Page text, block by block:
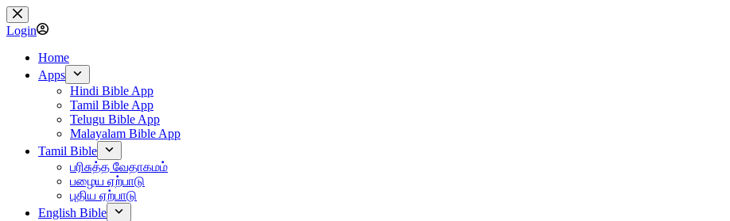
Skip
to
content
Login
Home
Apps
Hindi Bible App
Tamil Bible App
Telugu Bible App
Malayalam Bible App
Tamil Bible
பரிசுத்த வேதாகமம்
பழைய ஏற்பாடு
புதிய ஏற்பாடு
English Bible